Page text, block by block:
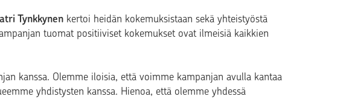
Tynkkynen kertoi heidän kokemuksistaan sekä yhteistyöstä
tuomat positiiviset kokemukset ovat ilmeisiä kaikkien
kanssa. Olemme iloisia, että voimme kampanjan avulla kantaa
yhdistysten kanssa. Hienoa, että olemme yhdessä